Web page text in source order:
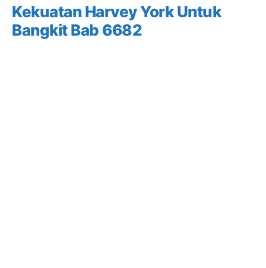
Kekuatan Harvey York Untuk
Bangkit Bab 6682